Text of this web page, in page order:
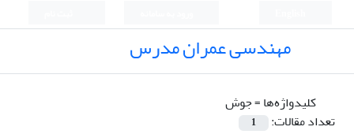
مهندسی عمران مدرس
کلیدواژه‌ها =جوش
تعداد مقالات:
1